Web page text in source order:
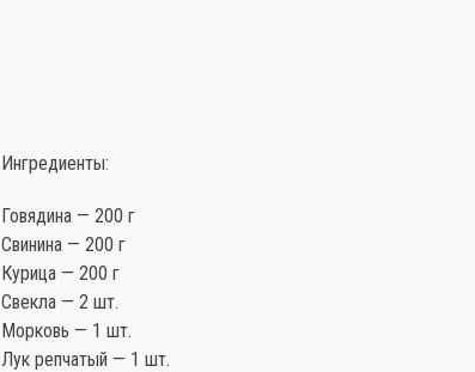
Ингредиенты:
Говядина — 200 г
Свинина — 200 г
Курица — 200 г
Свекла — 2 шт.
Морковь — 1 шт.
Лук репчатый — 1 шт.